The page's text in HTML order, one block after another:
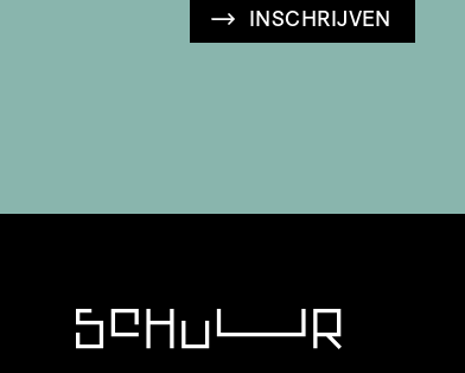
INSCHRIJVEN